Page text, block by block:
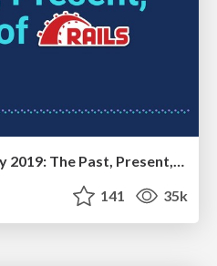
RailsConf & Balkan Ruby 2019: The Past, Present, and Future of Rails at GitHub
141 35k